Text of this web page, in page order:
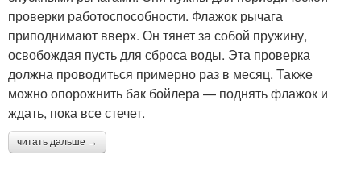
проверки работоспособности. Флажок рычага
приподнимают вверх. Он тянет за собой пружину,
освобождая пусть для сброса воды. Эта проверка
должна проводиться примерно раз в месяц. Также
можно опорожнить бак бойлера — поднять флажок и
ждать, пока все стечет.
читать дальше →